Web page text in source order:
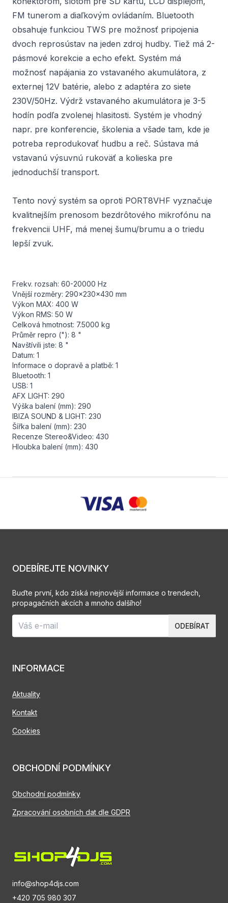
FM tunerom a diaľkovým ovládaním. Bluetooth
obsahuje funkciou TWS pre možnosť pripojenia
dvoch reprosústav na jeden zdroj hudby. Tiež má 2-
pásmové korekcie a echo efekt. Systém má
možnosť napájania zo vstavaného akumulátora, z
externej 12V batérie, alebo z adaptéra zo siete
230V/50Hz. Výdrž vstavaného akumulátora je 3-5
hodín podľa zvolenej hlasitosti. Systém je vhodný
napr. pre konferencie, školenia a všade tam, kde je
potreba reprodukovať hudbu a reč. Sústava má
vstavanú výsuvnú rukoväť a kolieska pre
jednoduchší transport.
Tento nový systém sa oproti PORT8VHF vyznačuje
kvalitnejším prenosom bezdrôtového mikrofónu na
frekvencii UHF, má menej šumu/brumu a o triedu
lepší zvuk.
Frekv. rozsah: 60-20000 Hz
Vnější rozměry: 290x230x430 mm
Výkon MAX: 400 W
Výkon RMS: 50 W
Celková hmotnost: 7.5000 kg
Průměr repro ("): 8 "
Navštívili jste: 8 "
Datum: 1
Informace o dopravě a platbě: 1
Bluetooth: 1
USB: 1
AFX LIGHT: 290
Výška balení (mm): 290
IBIZA SOUND & LIGHT: 230
Šířka balení (mm): 230
Recenze Stereo&Video: 430
Hloubka balení (mm): 430
info@shop4djs.com
+420 705 980 307
INFORMACE
Aktuality
Kontakt
Cookies
OBCHODNÍ PODMÍNKY
Obchodní podmínky
Zpracování osobních dat dle GDPR
ODEBÍREJTE NOVINKY
Buďte první, kdo získá nejnovější informace o trendech,
propagačních akcích a mnoho dalšího!
ODEBÍRAT